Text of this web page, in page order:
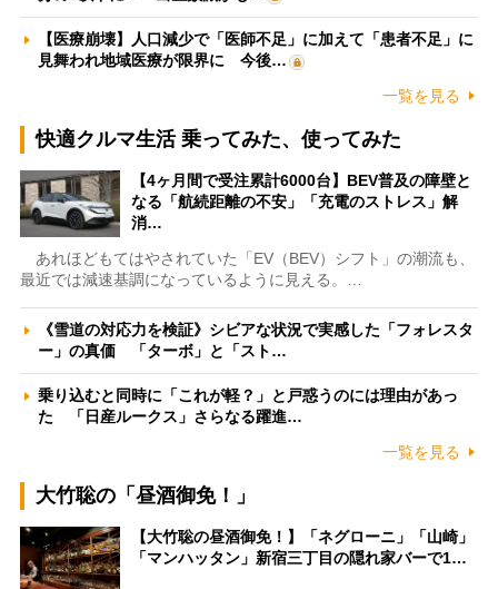
【医療崩壊】人口減少で「医師不足」に加えて「患者不足」に
見舞われ地域医療が限界に 今後…
一覧を見る
快適クルマ生活 乗ってみた、使ってみた
【4ヶ月間で受注累計6000台】BEV普及の障壁と
なる「航続距離の不安」「充電のストレス」解
消…
あれほどもてはやされていた「EV（BEV）シフト」の潮流も、
最近では減速基調になっているように見える。…
《雪道の対応力を検証》シビアな状況で実感した「フォレスタ
ー」の真価 「ターボ」と「スト…
乗り込むと同時に「これが軽？」と戸惑うのには理由があっ
た 「日産ルークス」さらなる躍進…
一覧を見る
大竹聡の「昼酒御免！」
【大竹聡の昼酒御免！】「ネグローニ」「山崎」
「マンハッタン」新宿三丁目の隠れ家バーで1…